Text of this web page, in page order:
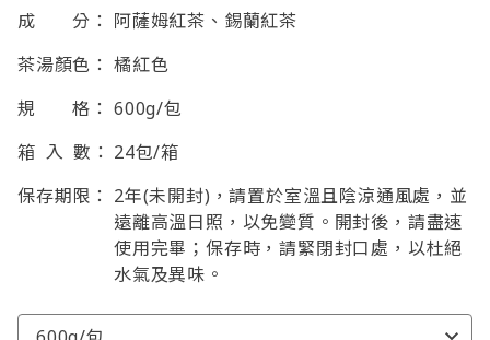
成 分： 阿薩姆紅茶、錫蘭紅茶
茶湯顏色： 橘紅色
規 格： 600g/包
箱 入 數： 24包/箱
保存期限： 2年(未開封)，請置於室溫且陰涼通風處，並
遠離高溫日照，以免變質。開封後，請盡速
使用完畢；保存時，請緊閉封口處，以杜絕
水氣及異味。